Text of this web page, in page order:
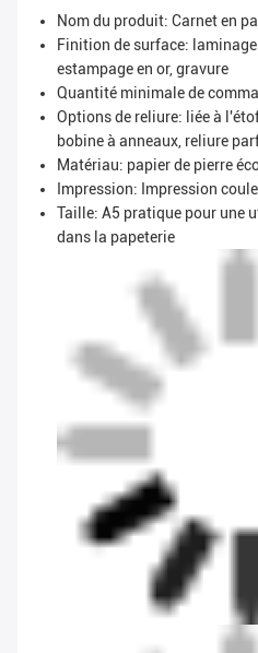
Nom du produit: Carnet en
Finition de surface: laminage
estampage en or, gravure
Quantité minimale de
Options de reliure: liée à
bobine à anneaux, reliure
Matériau: papier de pierre
Impression: Impression
Taille: A5 pratique pour une
dans la papeterie